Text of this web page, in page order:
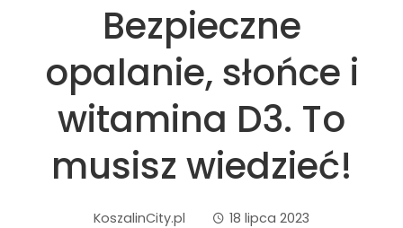
Bezpieczne
opalanie, słońce i
witamina D3. To
musisz wiedzieć!
KoszalinCity.pl 18 lipca 2023